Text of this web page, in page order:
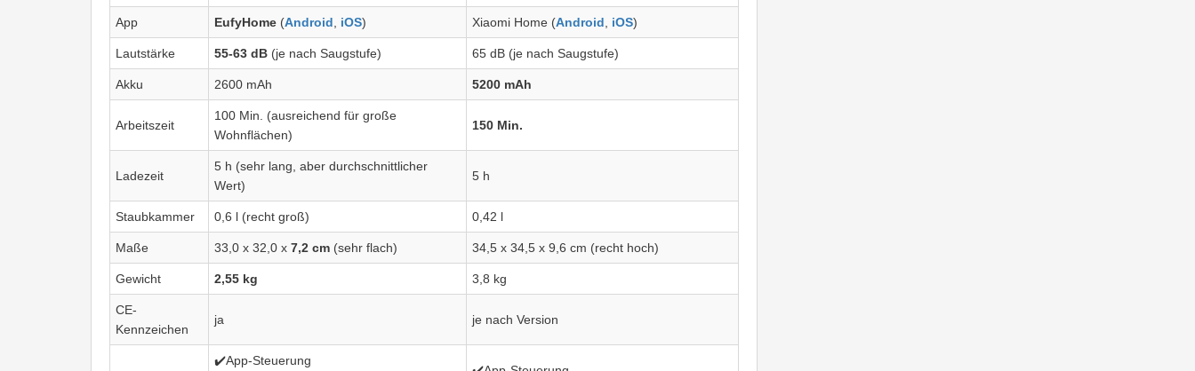
App EufyHome (Android iOS) Xiaomi Home (Android iOS)
Lautstärke 55-63 dB (je nach Saugstufe) 65 dB (je nach Saugstufe)
Akku 2600 mAh 5200 mAh
Arbeitszeit
100 Min. (ausreichend für große
Wohnflächen)
150 Min.
Ladezeit
5 h (sehr lang, aber durchschnittlicher
Wert)
5 h
Staubkammer 0,6 l (recht groß) 0,42 l
Maße 33,0 x 32,0 x 7,2 cm (sehr flach) 34,5 x 34,5 x 9,6 cm (recht hoch)
Gewicht 2,55 kg 3,8 kg
CE-
Kennzeichen
ja je nach Version
✔️App-Steuerung